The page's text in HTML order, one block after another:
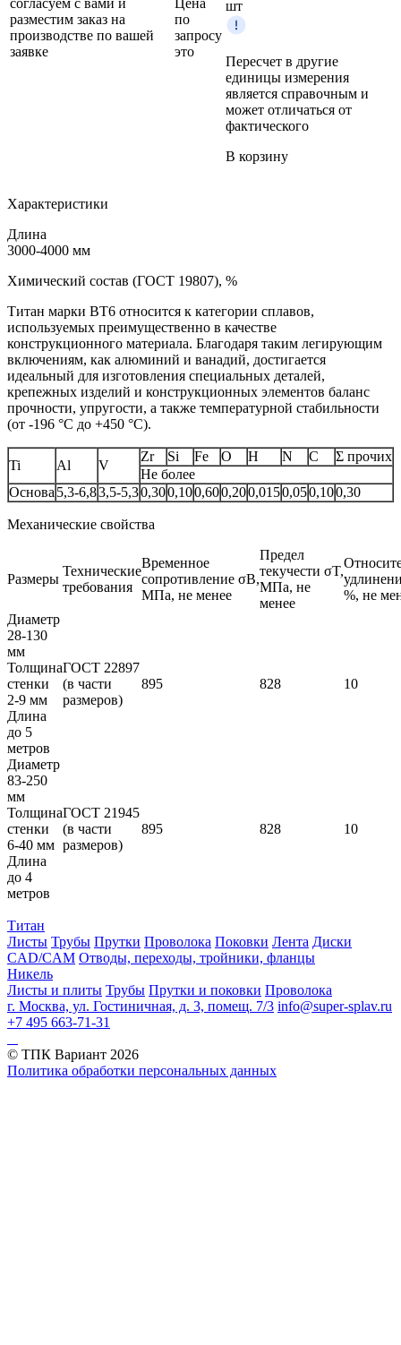
разместим заказ на
производстве по вашей
заявке
по
запросу
это
шт
Пересчет в другие
единицы измерения
является справочным и
может отличаться от
фактического
В корзину
Характеристики
Длина
3000-4000 мм
Химический состав (ГОСТ 19807), %
Титан марки BT6 относится к категории сплавов,
используемых преимущественно в качестве
конструкционного материала. Благодаря таким легирующим
включениям, как алюминий и ванадий, достигается
идеальный для изготовления специальных деталей,
крепежных изделий и конструкционных элементов баланс
прочности, упругости, а также температурной стабильности
(от -196 °С до +450 °С).
Ti Al V
Zr Si Fe O H N C
Σ прочих
Не более
Основа 5,3-6,83,5-5,30,300,100,600,200,0150,050,100,30
Механические свойства
Размеры
Технические
требования
Временное
сопротивление σB,
МПа, не менее
Предел
текучести σT,
МПа, не
менее
%, не
Диаметр
28-130
мм
Толщина
стенки
2-9 мм
Длина
до 5
метров
ГОСТ 22897
(в части
размеров)
895 828 10
Диаметр
83-250
мм
Толщина
стенки
6-40 мм
Длина
до 4
метров
ГОСТ 21945
(в части
размеров)
895 828 10
Титан
Листы Трубы Прутки Проволока Поковки Лента Диски
CAD/CAM Отводы, переходы, тройники, фланцы
Никель
Листы и плиты Трубы Прутки и поковки Проволока
г. Москва, ул. Гостиничная, д. 3, помещ. 7/3 info@super-splav.ru
+7 495 663-71-31
© ТПК Вариант 2026
Политика обработки персональных данных